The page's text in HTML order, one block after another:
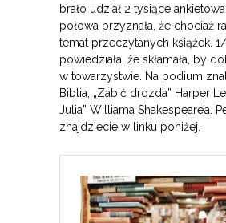
brało udział 2 tysiące
połowa przyznała, że chociaż
temat przeczytanych książek.
powiedziała, że skłamała, by
w towarzystwie. Na podium
Biblia, „Zabić drozda” Harper
Julia” Williama Shakespeare’a.
znajdziecie w linku poniżej.